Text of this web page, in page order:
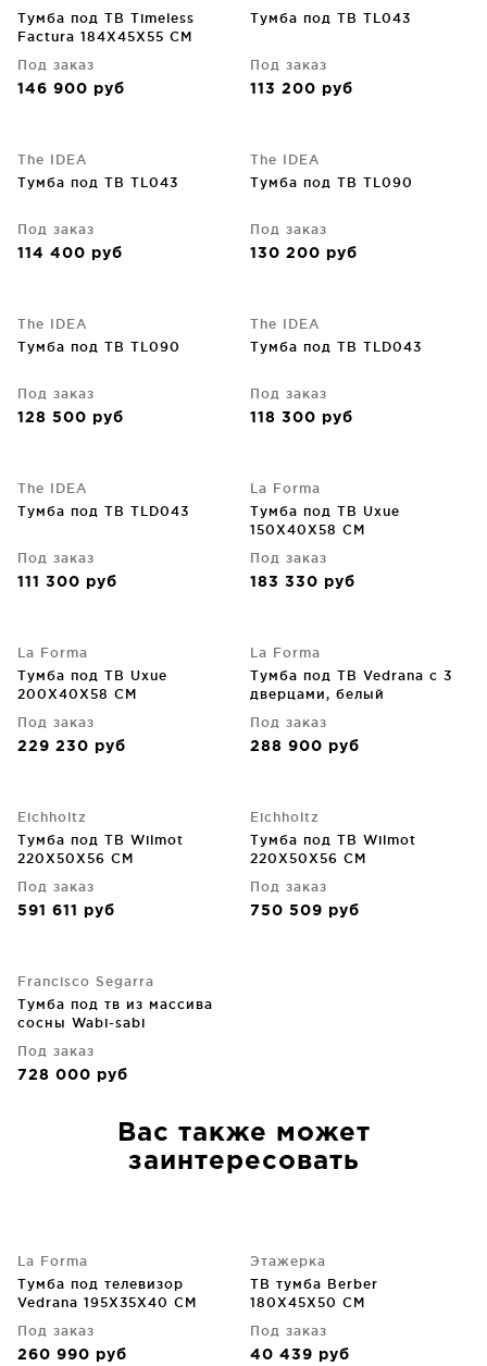
Тумба под ТВ Timeless
Factura 184X45X55 CM
Под заказ
146 900 руб
Тумба под ТВ TL043
Под заказ
113 200 руб
The IDEA
Тумба под ТВ TL043
Под заказ
114 400 руб
The IDEA
Тумба под ТВ TL090
Под заказ
130 200 руб
The IDEA
Тумба под ТВ TL090
Под заказ
128 500 руб
The IDEA
Тумба под ТВ TLD043
Под заказ
118 300 руб
The IDEA
Тумба под ТВ TLD043
Под заказ
111 300 руб
La Forma
Тумба под ТВ Uxue
150X40X58 CM
Под заказ
183 330 руб
La Forma
Тумба под ТВ Uxue
200X40X58 CM
Под заказ
229 230 руб
La Forma
Тумба под ТВ Vedrana с 3
дверцами, белый
CM
Под заказ
288 900 руб
Eichholtz
Тумба под ТВ Wilmot
220X50X56 CM
Под заказ
591 611 руб
Eichholtz
Тумба под ТВ Wilmot
220X50X56 CM
Под заказ
750 509 руб
Francisco Segarra
Тумба под тв из массива
сосны Wabi-sabi
Под заказ
728 000 руб
Вас также может
заинтересовать
La Forma
Тумба под телевизор
Vedrana 195X35X40 CM
Под заказ
260 990 руб
Этажерка
ТВ тумба Berber
180X45X50 CM
Под заказ
40 439 руб